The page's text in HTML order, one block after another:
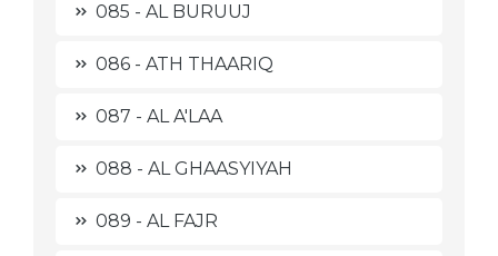
085 - AL BURUUJ
086 - ATH THAARIQ
087 - AL A'LAA
088 - AL GHAASYIYAH
089 - AL FAJR